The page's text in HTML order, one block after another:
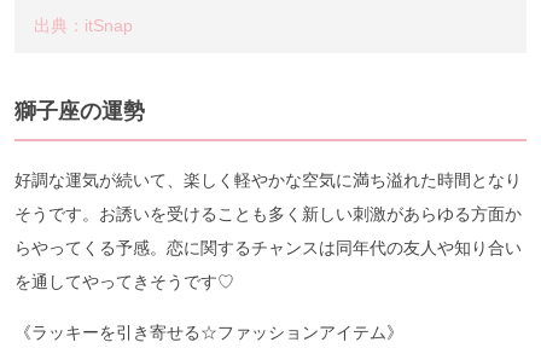
出典：itSnap
獅子座の運勢
好調な運気が続いて、楽しく軽やかな空気に満ち溢れた時間となり
そうです。お誘いを受けることも多く新しい刺激があらゆる方面か
らやってくる予感。恋に関するチャンスは同年代の友人や知り合い
を通してやってきそうです♡
《ラッキーを引き寄せる☆ファッションアイテム》